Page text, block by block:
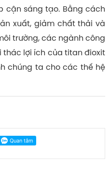
cận sáng tạo. Bằng cách
xuất, giảm chất thải và
trường, các ngành công
thác lợi ích của titan đioxit
chúng ta cho các thế hệ